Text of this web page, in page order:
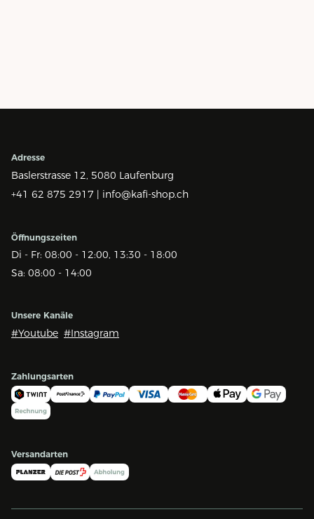
Adresse
Baslerstrasse 12, 5080 Laufenburg
+41 62 875 2917 | info@kafi-shop.ch
Öffnungszeiten
Di - Fr: 08:00 - 12:00, 13:30 - 18:00
Sa: 08:00 - 14:00
Unsere Kanäle
#Youtube #Instagram
Zahlungsarten
Versandarten